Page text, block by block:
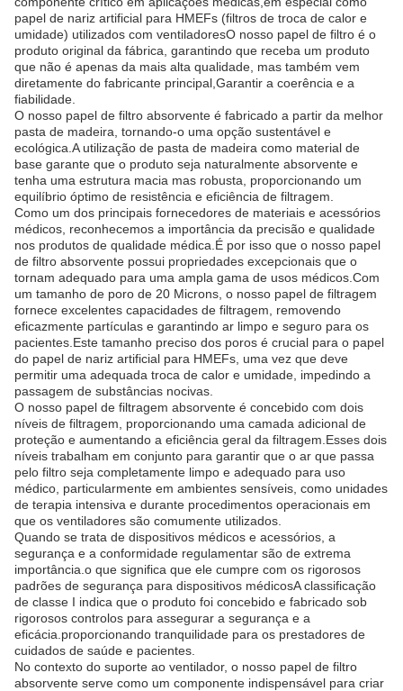
papel de nariz artificial para HMEFs (filtros de troca de calor e
umidade) utilizados com ventiladoresO nosso papel de filtro é o
produto original da fábrica, garantindo que receba um produto
que não é apenas da mais alta qualidade, mas também vem
diretamente do fabricante principal,Garantir a coerência e a
fiabilidade.
O nosso papel de filtro absorvente é fabricado a partir da melhor
pasta de madeira, tornando-o uma opção sustentável e
ecológica.A utilização de pasta de madeira como material de
base garante que o produto seja naturalmente absorvente e
tenha uma estrutura macia mas robusta, proporcionando um
equilíbrio óptimo de resistência e eficiência de filtragem.
Como um dos principais fornecedores de materiais e acessórios
médicos, reconhecemos a importância da precisão e qualidade
nos produtos de qualidade médica.É por isso que o nosso papel
de filtro absorvente possui propriedades excepcionais que o
tornam adequado para uma ampla gama de usos médicos.Com
um tamanho de poro de 20 Microns, o nosso papel de filtragem
fornece excelentes capacidades de filtragem, removendo
eficazmente partículas e garantindo ar limpo e seguro para os
pacientes.Este tamanho preciso dos poros é crucial para o papel
do papel de nariz artificial para HMEFs, uma vez que deve
permitir uma adequada troca de calor e umidade, impedindo a
passagem de substâncias nocivas.
O nosso papel de filtragem absorvente é concebido com dois
níveis de filtragem, proporcionando uma camada adicional de
proteção e aumentando a eficiência geral da filtragem.Esses dois
níveis trabalham em conjunto para garantir que o ar que passa
pelo filtro seja completamente limpo e adequado para uso
médico, particularmente em ambientes sensíveis, como unidades
de terapia intensiva e durante procedimentos operacionais em
que os ventiladores são comumente utilizados.
Quando se trata de dispositivos médicos e acessórios, a
segurança e a conformidade regulamentar são de extrema
importância.o que significa que ele cumpre com os rigorosos
padrões de segurança para dispositivos médicosA classificação
de classe I indica que o produto foi concebido e fabricado sob
rigorosos controlos para assegurar a segurança e a
eficácia.proporcionando tranquilidade para os prestadores de
cuidados de saúde e pacientes.
No contexto do suporte ao ventilador, o nosso papel de filtro
absorvente serve como um componente indispensável para criar